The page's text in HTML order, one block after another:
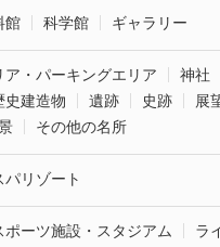
館 科学館 ギャラリー
ア・パーキングエリア 神社
史建造物 遺跡 史跡
展
その他の名所
パリゾート
ポーツ施設・スタジアム ラ